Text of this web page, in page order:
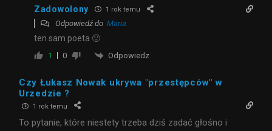
Zadowolony 1 rok temu
Odpowiedź do Maria
ten sam poeta 🙂
1 0 Odpowiedz
Czy Łukasz Nowak ukrywa "przestępców" w
Urzedzie ?
1 rok temu
To pytanie, które niestety trzeba dziś zadać głośno i